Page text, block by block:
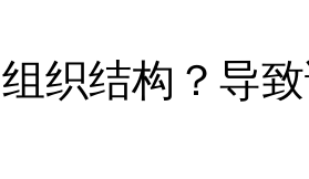
织结构？导